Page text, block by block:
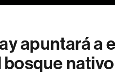
apuntará a
bosque nativo